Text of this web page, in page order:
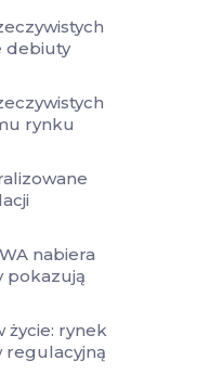
debiuty
rynku
nabiera
pokazują
życie: rynek